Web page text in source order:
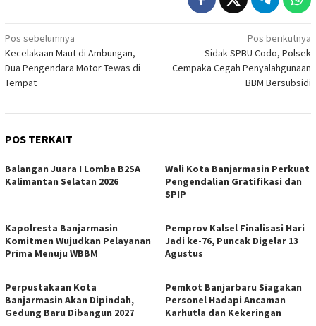
Navigasi
pos
Pos sebelumnya
Kecelakaan Maut di Ambungan,
Dua Pengendara Motor Tewas di
Tempat
Pos berikutnya
Sidak SPBU Codo, Polsek
Cempaka Cegah Penyalahgunaan
BBM Bersubsidi
POS TERKAIT
Balangan Juara I Lomba B2SA
Kalimantan Selatan 2026
Wali Kota Banjarmasin Perkuat
Pengendalian Gratifikasi dan
SPIP
Kapolresta Banjarmasin
Komitmen Wujudkan Pelayanan
Prima Menuju WBBM
Pemprov Kalsel Finalisasi Hari
Jadi ke-76, Puncak Digelar 13
Agustus
Perpustakaan Kota
Banjarmasin Akan Dipindah,
Gedung Baru Dibangun 2027
Pemkot Banjarbaru Siagakan
Personel Hadapi Ancaman
Karhutla dan Kekeringan